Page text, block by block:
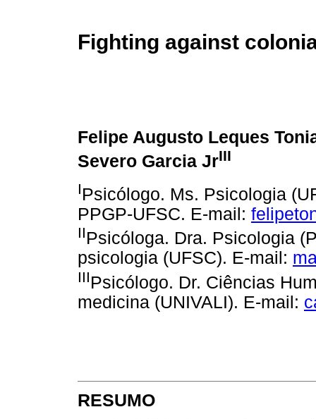
Fighting against
Felipe Augusto Leques
Severo Garcia JrIII
IPsicólogo. Ms. Psicologia
PPGP-UFSC. E-mail:
IIPsicóloga. Dra. Psicologia
psicologia (UFSC). E-mail:
IIIPsicólogo. Dr. Ciências
medicina (UNIVALI). E-mail:
RESUMO